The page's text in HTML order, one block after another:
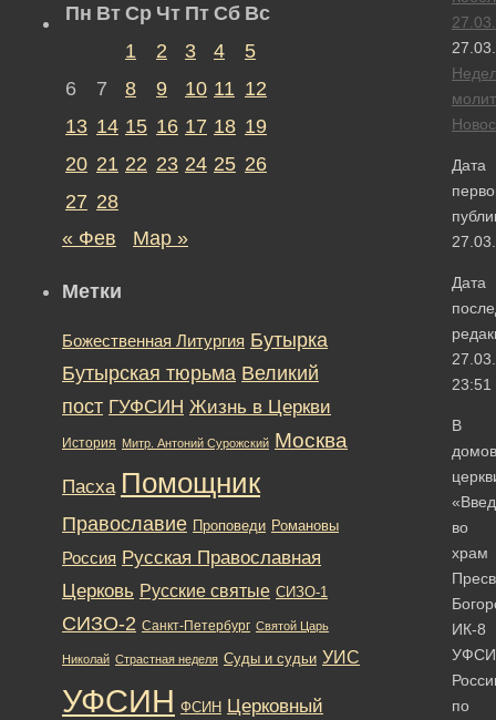
Дата
Дата
23:51
В
во
храм
ИК-8
по
Пн Вт Ср Чт Пт Сб Вс
1
2 3 4
5
6
7 8 9 10 11 12
13 14 15 16 17 18 19
20 21 22 23 24 25 26
27 28
« Фев
Мар »
Метки
Божественная Литургия Бутырка
Бутырская тюрьма Великий
пост ГУФСИН Жизнь в Церкви
История Митр. Антоний Сурожский Москва
Пасха Помощник
Православие Проповеди Романовы
Россия Русская Православная
Церковь Русские святые СИЗО-1
СИЗО-2 Санкт-Петербург Святой Царь
Николай Страстная неделя Суды и судьи УИС
УФСИН ФСИН Церковный